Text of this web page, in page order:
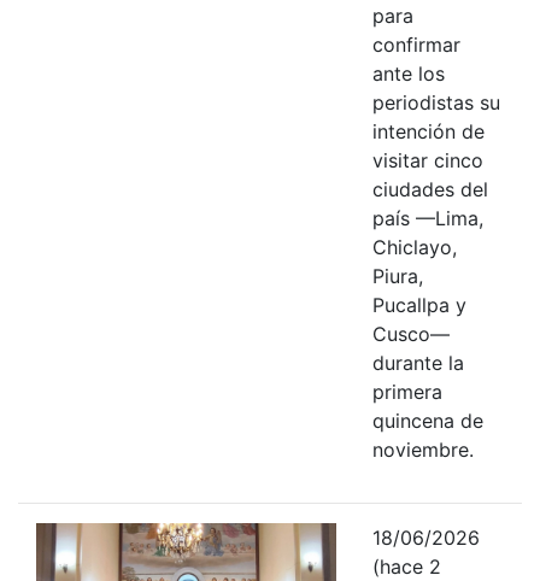
para
confirmar
ante los
periodistas su
intención de
visitar cinco
ciudades del
país —Lima,
Chiclayo,
Piura,
Pucallpa y
Cusco—
durante la
primera
quincena de
noviembre.
18/06/2026
(hace 2